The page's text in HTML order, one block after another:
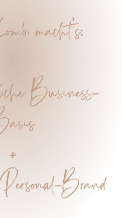
macht’s:
Business-
+
Brand